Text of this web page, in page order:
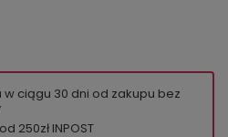
w ciągu 30 dni od zakupu bez
250zł INPOST